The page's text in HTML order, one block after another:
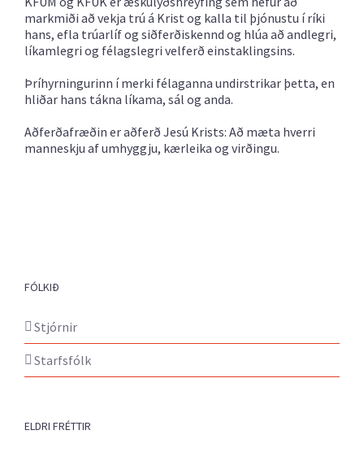
markmiði að vekja trú á Krist og kalla til þjónustu í ríki
hans, efla trúarlíf og siðferðiskennd og hlúa að andlegri,
líkamlegri og félagslegri velferð einstaklingsins.
Þríhyrningurinn í merki félaganna undirstrikar þetta, en
hliðar hans tákna líkama, sál og anda.
Aðferðafræðin er aðferð Jesú Krists: Að mæta hverri
manneskju af umhyggju, kærleika og virðingu.
FÓLKIÐ
Stjórnir
Starfsfólk
ELDRI FRÉTTIR